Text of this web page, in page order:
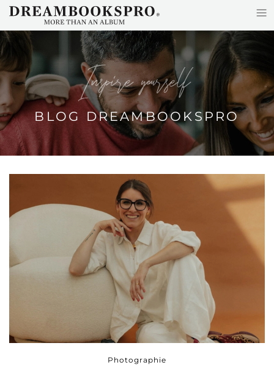
Accéder au contenu principal
Inspire yourself
BLOG DREAMBOOKSPRO
Photographie
≡